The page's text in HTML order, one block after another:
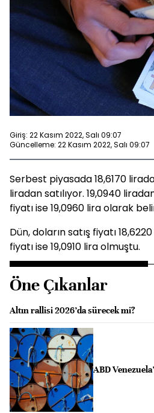
Giriş: 22 Kasım 2022, Salı 09:07
Güncelleme: 22 Kasım 2022, Salı 09:07
Serbest piyasada 18,6170
liradan satılıyor. 19,0940
fiyatı ise 19,0960 lira olarak
Dün, doların satış fiyatı
fiyatı ise 19,0910 lira olmuştu.
Öne Çıkanlar
Altın rallisi 2026’da sürecek mi?
ABD